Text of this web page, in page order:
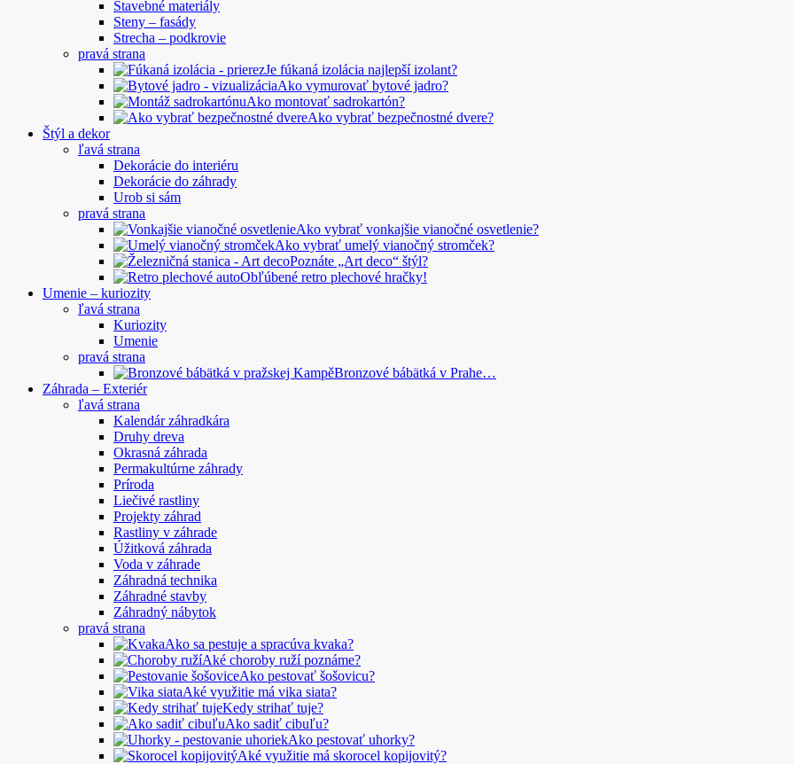
Stavebné materiály
Steny – fasády
Strecha – podkrovie
pravá strana
Je fúkaná izolácia najlepší izolant?
Ako vymurovať bytové jadro?
Ako montovať sadrokartón?
Ako vybrať bezpečnostné dvere?
Štýl a dekor
ľavá strana
Dekorácie do interiéru
Dekorácie do záhrady
Urob si sám
pravá strana
Ako vybrať vonkajšie vianočné osvetlenie?
Ako vybrať umelý vianočný stromček?
Poznáte „Art deco“ štýl?
Obľúbené retro plechové hračky!
Umenie – kuriozity
ľavá strana
Kuriozity
Umenie
pravá strana
Bronzové bábätká v Prahe…
Záhrada – Exteriér
ľavá strana
Kalendár záhradkára
Druhy dreva
Okrasná záhrada
Permakultúrne záhrady
Príroda
Liečivé rastliny
Projekty záhrad
Rastliny v záhrade
Úžitková záhrada
Voda v záhrade
Záhradná technika
Záhradné stavby
Záhradný nábytok
pravá strana
Ako sa pestuje a spracúva kvaka?
Aké choroby ruží poznáme?
Ako pestovať šošovicu?
Aké využitie má vika siata?
Kedy strihať tuje?
Ako sadiť cibuľu?
Ako pestovať uhorky?
Aké využitie má skorocel kopijovitý?